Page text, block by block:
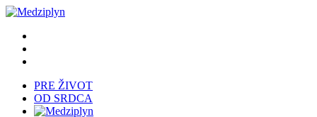
PRE ŽIVOT
OD SRDCA